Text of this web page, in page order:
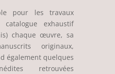
pour les travaux
catalogue exhaustif
chaque œuvre, sa
originaux,
également quelques
retrouvées